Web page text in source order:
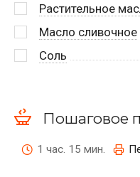
Растительное
Масло сливочное
Соль
Пошаговое
1 час. 15 мин.